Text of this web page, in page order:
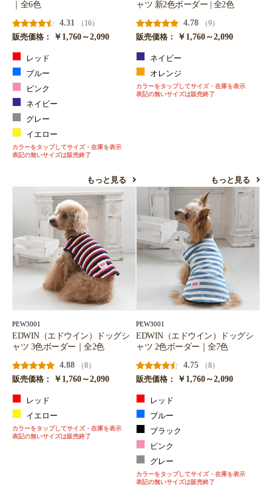
｜全6色
4.31
（16）
販売価格：
￥1,760～2,090
レッド
ブルー
ピンク
ネイビー
グレー
イエロー
カラーをタップしてサイズ・在庫を表示
表記の無いサイズは販売終了
もっと見る
ャツ 新2色ボーダー | 全2色
4.78
（9）
販売価格：
￥1,760～2,090
ネイビー
オレンジ
カラーをタップしてサイズ・在庫を表示
表記の無いサイズは販売終了
もっと見る
PEW3001
EDWIN（エドウイン）ドッグシ
ャツ 3色ボーダー｜全2色
4.88
（8）
販売価格：
￥1,760～2,090
レッド
イエロー
カラーをタップしてサイズ・在庫を表示
表記の無いサイズは販売終了
PEW3001
EDWIN（エドウイン）ドッグシ
ャツ 2色ボーダー｜全7色
4.75
（8）
販売価格：
￥1,760～2,090
レッド
ブルー
ブラック
ピンク
グレー
カラーをタップしてサイズ・在庫を表示
表記の無いサイズは販売終了